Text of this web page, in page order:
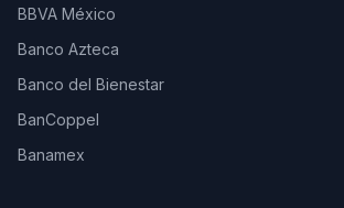
BBVA México
Banco Azteca
Banco del Bienestar
BanCoppel
Banamex